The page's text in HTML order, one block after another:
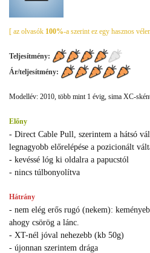
[ az olvasók 100%-a szerint ez egy hasznos
Teljesítmény:
Ár/teljesítmény:
Modellév: 2010, több mint 1 évig, sima XC-
Előny
- Direct Cable Pull, szerintem a hátsó
legnagyobb előrelépése a pozicionált
- kevéssé lóg ki oldalra a papucstól
- nincs túlbonyolítva
Hátrány
- nem elég erős rugó (nekem):
ahogy csörög a lánc.
- XT-nél jóval nehezebb (kb 50g)
- újonnan szerintem drága